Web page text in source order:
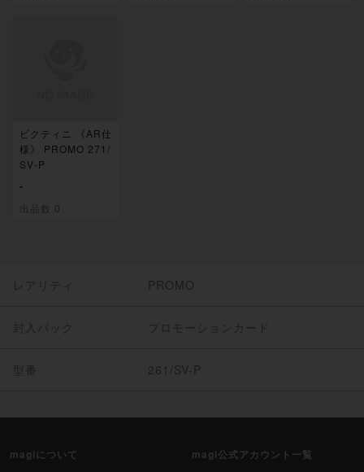
ビクティニ 《AR仕
様》 PROMO 271/
SV-P
-
出品数 0
レアリティ PROMO
封入パック プロモーションカード
型番 261/SV-P
magiについて magi公式アカウント一覧